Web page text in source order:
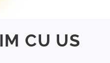
CU US